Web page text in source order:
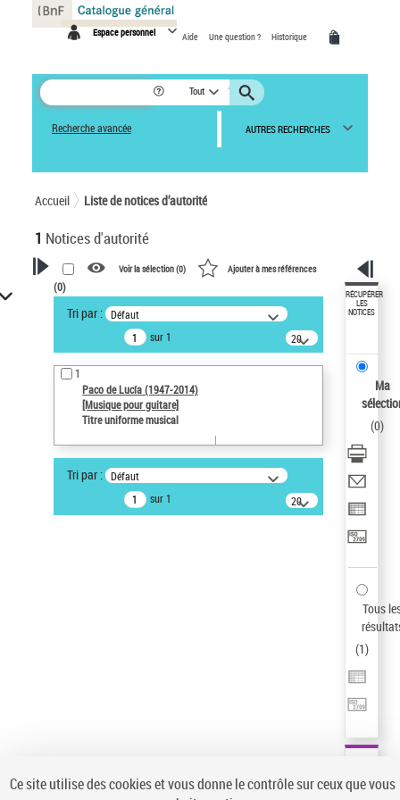
Espace personnel Aide Une question ? Historique
Tout
Recherche avancée AUTRES RECHERCHES
Accueil Liste de notices d’autorité
1 Notices d'autorité
VOTRE RECHERCHE
Recherche avancée dans les
notices d’autorité
Œuvres liées à l'auteur :
Paco de Lucía (1947-2014)
Auteur d’œuvre
ne s'applique pas
Sauvegarder votre recherche
Voir la sélection (0) Ajouter à mes références
(0)
Tri par : Défaut
sur 1
20
résultats/page
1
Paco de Lucía (1947-2014)
[Musique pour guitare]
Titre uniforme musical
Tri par : Défaut
sur 1
20
résultats/page
RÉCUPÉRER
LES
NOTICES
Ma
(0)
Tous
(1)
Panneau de gestion des cookies
Ce site utilise des cookies et vous donne le contrôle sur ceux que vous